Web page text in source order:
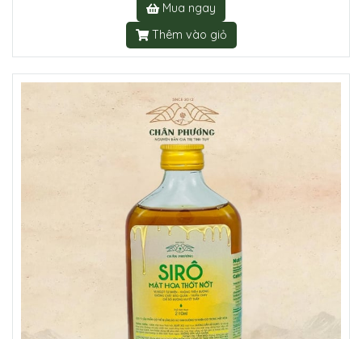
Mua ngay
Thêm vào giỏ